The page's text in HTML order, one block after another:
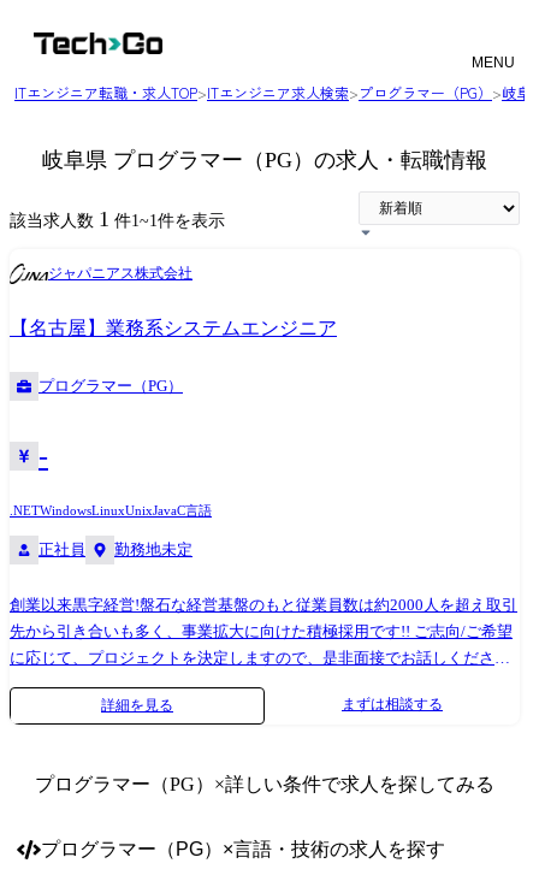
MENU
ITエンジニア転職・求人TOP>ITエンジニア求人検索>プログラマー（PG） >岐阜
岐阜県 プログラマー（PG）の求人・転職情報
該当求人数 1 件1~1件を表示
ジャパニアス株式会社
【名古屋】業務系システムエンジニア
プログラマー（PG）
-
.NETWindowsLinuxUnixJavaC言語
正社員 勤務地未定
創業以来黒字経営!盤石な経営基盤のもと従業員数は約2000人を超え取引
先から引き合いも多く、事業拡大に向けた積極採用です!! ご志向/ご希望
に応じて、プロジェクトを決定しますので、是非面接でお話しください!
●取引業界 ・製造メーカー、通信キャリア、金融、流通、官公庁 等 ●
システム要件定義・設計(上流)SE ・システム実装・テスト(下流)PG ※ご
め、地元の大手企業でのプロジェクトを前提としています。
詳細を見る まずは相談する
プログラマー（PG） ×詳しい条件で求人を探してみる
プログラマー（PG） ×言語・技術の求人を探す